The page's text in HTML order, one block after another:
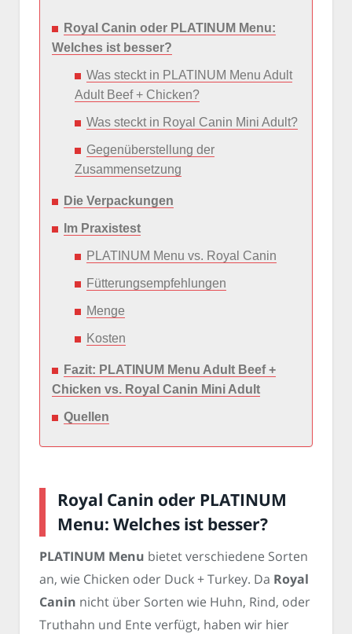
Royal Canin oder PLATINUM Menu:
Welches ist besser?
Was steckt in PLATINUM Menu Adult
Adult Beef + Chicken?
Was steckt in Royal Canin Mini Adult?
Gegenüberstellung der
Zusammensetzung
Die Verpackungen
Im Praxistest
PLATINUM Menu vs. Royal Canin
Fütterungsempfehlungen
Menge
Kosten
Fazit: PLATINUM Menu Adult Beef +
Chicken vs. Royal Canin Mini Adult
Quellen
Royal Canin oder PLATINUM
Menu: Welches ist besser?
PLATINUM Menu bietet verschiedene Sorten
an, wie Chicken oder Duck + Turkey. Da Royal
Canin nicht über Sorten wie Huhn, Rind, oder
Truthahn und Ente verfügt, haben wir hier